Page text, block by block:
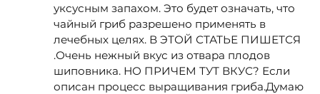
уксусным запахом. Это будет означать, что
чайный гриб разрешено применять в
лечебных целях. В ЭТОЙ СТАТЬЕ ПИШЕТСЯ
.Очень нежный вкус из отвара плодов
шиповника. НО ПРИЧЕМ ТУТ ВКУС? Если
описан процесс выращивания гриба.Думаю